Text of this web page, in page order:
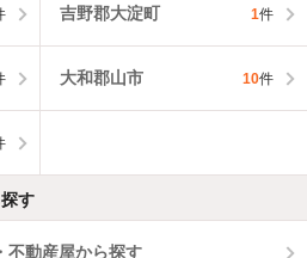
吉野郡大淀町 1件
大和郡山市 10件
す
不動産屋から探す